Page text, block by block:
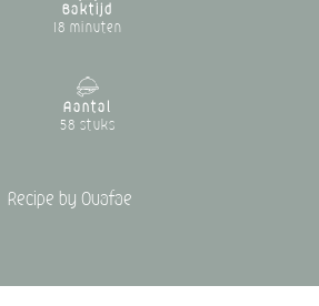
Baktijd
18 minuten
Aantal
58 stuks
Recipe by Ouafae